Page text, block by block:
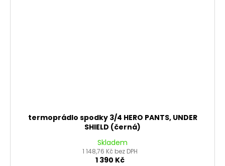
termoprádlo spodky 3/4 HERO PANTS, UNDER
SHIELD (černá)
Skladem
1 148,76 Kč bez DPH
1 390 Kč